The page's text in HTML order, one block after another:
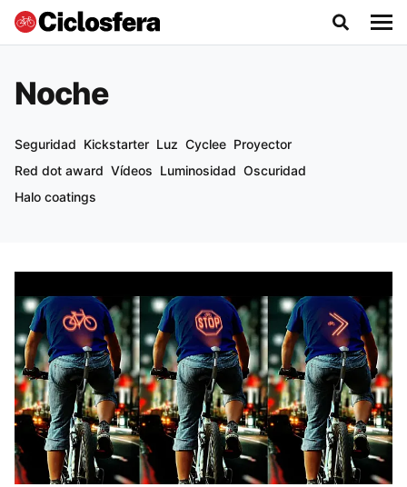
Noche
Seguridad Kickstarter Luz Cyclee Proyector
Red dot award Vídeos Luminosidad Oscuridad
Halo coatings